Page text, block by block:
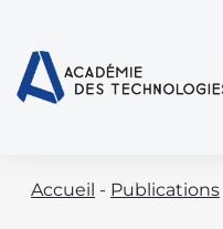
Accueil - Publications